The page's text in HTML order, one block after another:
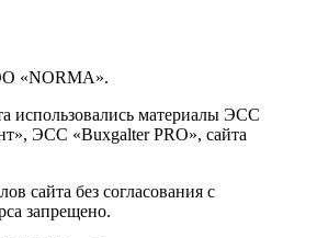
«NORMA».
использовались материалы ЭСС
ЭСС «Buxgalter PRO», сайта
сайта без согласования с
запрещено.